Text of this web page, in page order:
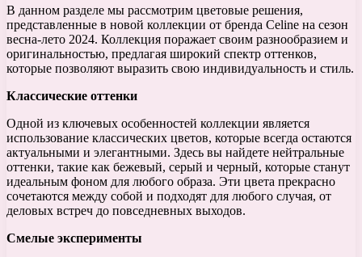
В данном разделе мы рассмотрим цветовые решения,
представленные в новой коллекции от бренда Celine на сезон
весна-лето 2024. Коллекция поражает своим разнообразием и
оригинальностью, предлагая широкий спектр оттенков,
которые позволяют выразить свою индивидуальность и стиль.
Классические оттенки
Одной из ключевых особенностей коллекции является
использование классических цветов, которые всегда остаются
актуальными и элегантными. Здесь вы найдете нейтральные
оттенки, такие как бежевый, серый и черный, которые станут
идеальным фоном для любого образа. Эти цвета прекрасно
сочетаются между собой и подходят для любого случая, от
деловых встреч до повседневных выходов.
Смелые эксперименты